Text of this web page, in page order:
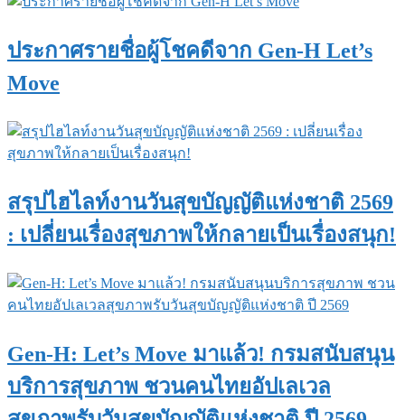
ประกาศรายชื่อผู้โชคดีจาก Gen-H Let’s
Move
สรุปไฮไลท์งานวันสุขบัญญัติแห่งชาติ 2569
: เปลี่ยนเรื่องสุขภาพให้กลายเป็นเรื่องสนุก!
Gen-H: Let’s Move มาแล้ว! กรมสนับสนุน
บริการสุขภาพ ชวนคนไทยอัปเลเวล